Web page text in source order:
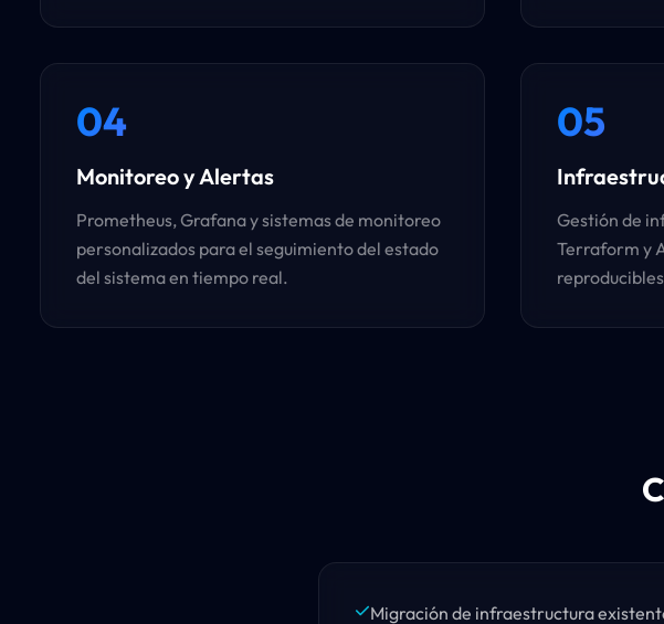
04
Monitoreo y Alertas
Prometheus, Grafana y sistemas de monitoreo
personalizados para el seguimiento del estado
del sistema en tiempo real.
05
Gestión de
Terraform y
Migración de infraestructura